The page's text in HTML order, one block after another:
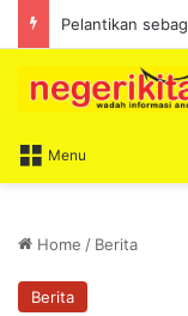
Menu
Home / Berita
Berita